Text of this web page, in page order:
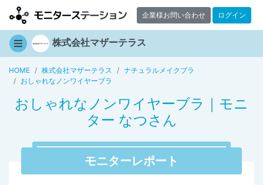
企業様お問い合わせ ログイン
株式会社マザーテラス
HOME 株式会社マザーテラス
ナチュラルメイクブラ
おしゃれなノンワイヤーブラ
おしゃれなノンワイヤーブラ｜モニ
ター なつさん
モニターレポート